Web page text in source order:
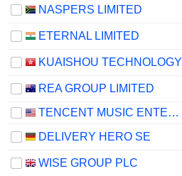
NASPERS LIMITED
ETERNAL LIMITED
KUAISHOU TECHNOLOGY
REA GROUP LIMITED
TENCENT MUSIC ENTERTAINMENT GROUP
DELIVERY HERO SE
WISE GROUP PLC